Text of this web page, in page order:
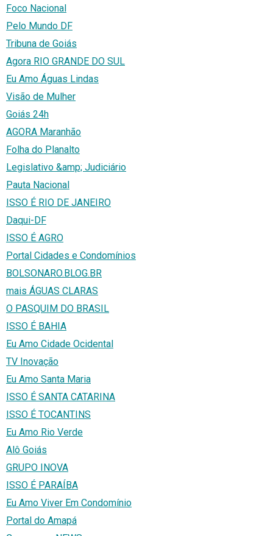
Foco Nacional
Pelo Mundo DF
Tribuna de Goiás
Agora RIO GRANDE DO SUL
Eu Amo Águas Lindas
Visão de Mulher
Goiás 24h
AGORA Maranhão
Folha do Planalto
Legislativo &amp; Judiciário
Pauta Nacional
ISSO É RIO DE JANEIRO
Daqui-DF
ISSO É AGRO
Portal Cidades e Condomínios
BOLSONARO.BLOG.BR
mais ÁGUAS CLARAS
O PASQUIM DO BRASIL
ISSO É BAHIA
Eu Amo Cidade Ocidental
TV Inovação
Eu Amo Santa Maria
ISSO É SANTA CATARINA
ISSO É TOCANTINS
Eu Amo Rio Verde
Alô Goiás
GRUPO INOVA
ISSO É PARAÍBA
Eu Amo Viver Em Condomínio
Portal do Amapá